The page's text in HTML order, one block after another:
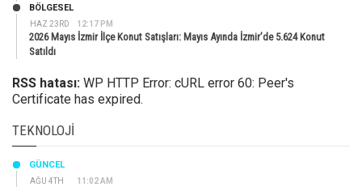
HAZ 23RD 12:17 PM
BÖLGESEL
2026 Mayıs İzmir İlçe Konut Satışları: Mayıs Ayında İzmir’de 5.624 Konut
Satıldı
RSS hatası: WP HTTP Error: cURL error 60: Peer's
Certificate has expired.
TEKNOLOJI
AĞU 4TH 11:02 AM
GÜNCEL